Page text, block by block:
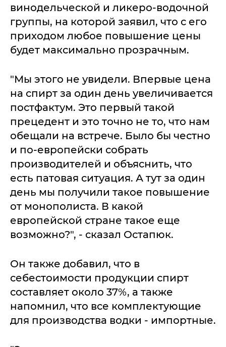
винодельческой и ликеро-водочной
группы, на которой заявил, что с его
приходом любое повышение цены
будет максимально прозрачным.
"Мы этого не увидели. Впервые цена
на спирт за один день увеличивается
постфактум. Это первый такой
прецедент и это точно не то, что нам
обещали на встрече. Было бы честно
и по-европейски собрать
производителей и объяснить, что
есть патовая ситуация. А тут за один
день мы получили такое повышение
от монополиста. В какой
европейской стране такое еще
возможно?", - сказал Остапюк.
Он также добавил, что в
себестоимости продукции спирт
составляет около 37%, а также
напомнил, что все комплектующие
для производства водки - импортные.